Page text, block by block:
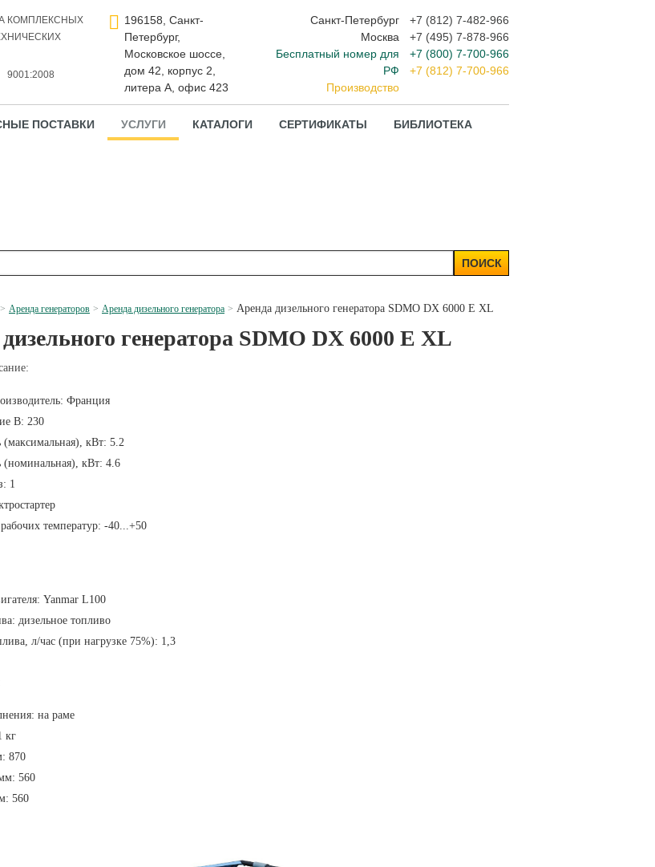
КОМПЛЕКСНЫХ
9001:2008
196158, Санкт-
Петербург,
Московское шоссе,
дом 42, корпус 2,
литера А, офис 423
Санкт-Петербург
Москва
Бесплатный номер для
РФ
Производство
+7 (812) 7-482-966
+7 (495) 7-878-966
+7 (800) 7-700-966
+7 (812) 7-700-966
ПОСТАВКИ УСЛУГИ КАТАЛОГИ СЕРТИФИКАТЫ БИБЛИОТЕКА
ПОИСК
Аренда генераторов Аренда дизельного генератора Аренда дизельного генератора SDMO DX 6000 E XL
генератора SDMO DX 6000 E XL
Франция
В: 230
кВт: 5.2
кВт: 4.6
1
температур: -40...+50
Yanmar L100
дизельное топливо
л/час (при нагрузке 75%): 1,3
на раме
кг
870
560
560